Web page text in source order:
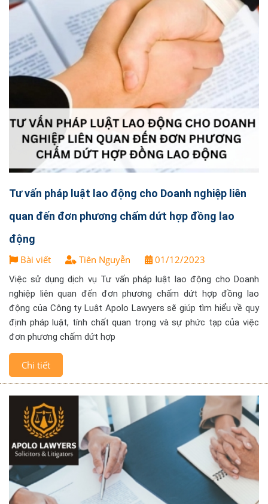
Tư vấn pháp luật lao động cho Doanh nghiệp liên
quan đến đơn phương chấm dứt hợp đồng lao
động
Bài viết Tiên Nguyễn 01/12/2023
Việc sử dụng dịch vụ Tư vấn pháp luật lao động cho Doanh
nghiệp liên quan đến đơn phương chấm dứt hợp đồng lao
động của Công ty Luật Apolo Lawyers sẽ giúp tìm hiểu về quy
định pháp luật, tính chất quan trọng và sự phức tạp của việc
đơn phương chấm dứt hợp
Chi tiết